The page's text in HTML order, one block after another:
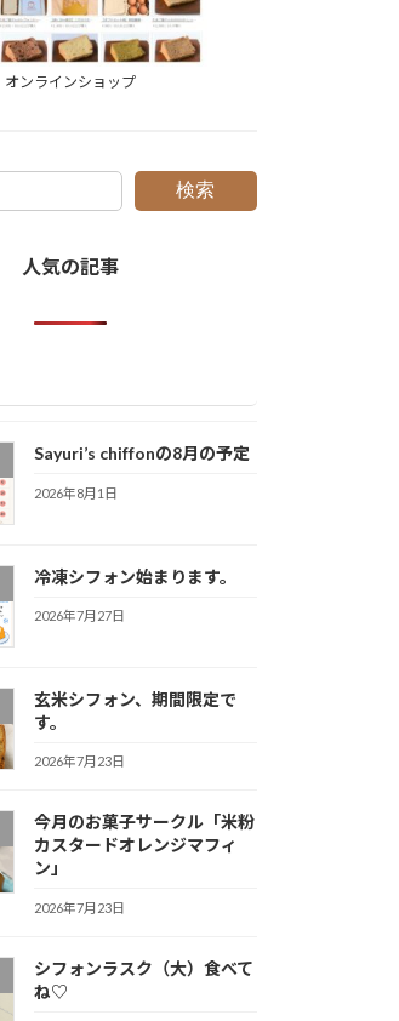
オンラインショップ
検索
人気の記事
Sayuri’s chiffonの8月の予定
2026年8月1日
冷凍シフォン始まります。
2026年7月27日
玄米シフォン、期間限定で
す。
2026年7月23日
今月のお菓子サークル「米粉
カスタードオレンジマフィ
ン」
2026年7月23日
シフォンラスク（大）食べて
ね♡